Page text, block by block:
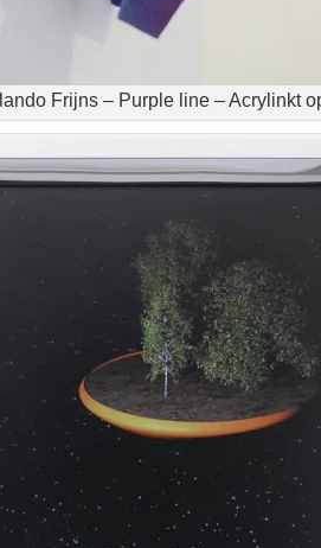
Frijns – Purple line – Acrylinkt